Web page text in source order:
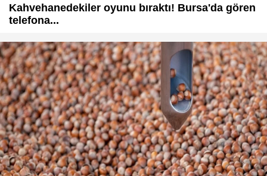
Kahvehanedekiler oyunu bıraktı! Bursa'da gören
telefona...